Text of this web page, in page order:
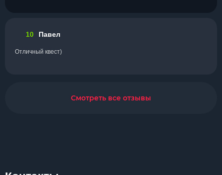
10 Павел
Отличный квест)
Смотреть все отзывы